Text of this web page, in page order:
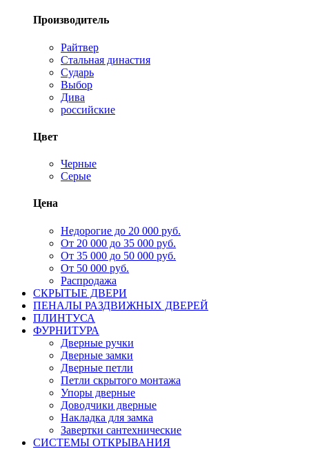
Производитель
Райтвер
Стальная династия
Сударь
Выбор
Дива
российские
Цвет
Черные
Серые
Цена
Недорогие до 20 000 руб.
От 20 000 до 35 000 руб.
От 35 000 до 50 000 руб.
От 50 000 руб.
Распродажа
СКРЫТЫЕ ДВЕРИ
ПЕНАЛЫ РАЗДВИЖНЫХ ДВЕРЕЙ
ПЛИНТУСА
ФУРНИТУРА
Дверные ручки
Дверные замки
Дверные петли
Петли скрытого монтажа
Упоры дверные
Доводчики дверные
Накладка для замка
Завертки сантехнические
СИСТЕМЫ ОТКРЫВАНИЯ